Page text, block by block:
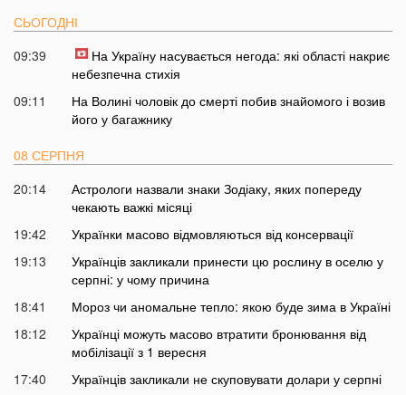
СЬОГОДНІ
09:39
На Україну насувається негода: які області накриє
небезпечна стихія
09:11
На Волині чоловік до смерті побив знайомого і возив
його у багажнику
08 СЕРПНЯ
20:14
Астрологи назвали знаки Зодіаку, яких попереду
чекають важкі місяці
19:42
Українки масово відмовляються від консервації
19:13
Українців закликали принести цю рослину в оселю у
серпні: у чому причина
18:41
Мороз чи аномальне тепло: якою буде зима в Україні
18:12
Українці можуть масово втратити бронювання від
мобілізації з 1 вересня
17:40
Українців закликали не скуповувати долари у серпні